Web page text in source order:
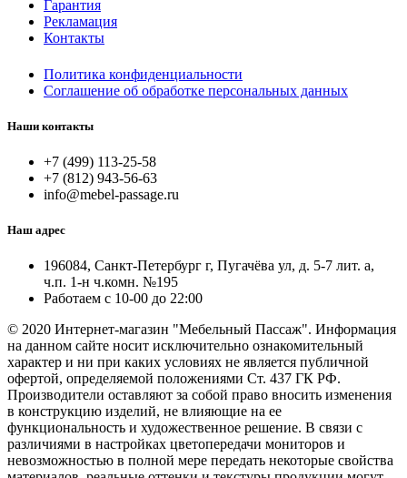
Гарантия
Рекламация
Контакты
Политика конфиденциальности
Соглашение об обработке персональных данных
Наши контакты
+7 (499) 113-25-58
+7 (812) 943-56-63
info@mebel-passage.ru
Наш адрес
196084, Санкт-Петербург г, Пугачёва ул, д. 5-7 лит. а,
ч.п. 1-н ч.комн. №195
Работаем с 10-00 до 22:00
© 2020 Интернет-магазин "Мебельный Пассаж". Информация
на данном сайте носит исключительно ознакомительный
характер и ни при каких условиях не является публичной
офертой, определяемой положениями Ст. 437 ГК РФ.
Производители оставляют за собой право вносить изменения
в конструкцию изделий, не влияющие на ее
функциональность и художественное решение. В связи с
различиями в настройках цветопередачи мониторов и
невозможностью в полной мере передать некоторые свойства